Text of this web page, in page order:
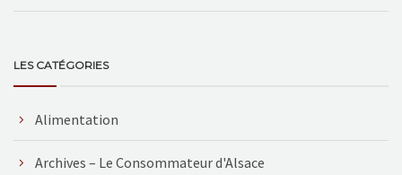
LES CATÉGORIES
Alimentation
Archives – Le Consommateur d'Alsace